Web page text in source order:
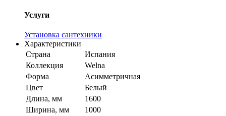
Услуги
Установка сантехники
Характеристики
Страна
Испания
Коллекция
Welna
Форма
Асимметричная
Цвет
Белый
Длина, мм
1600
Ширина, мм
1000